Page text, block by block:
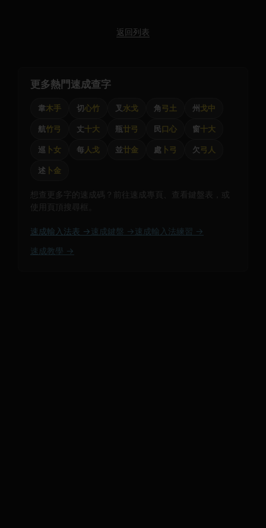
返回列表
更多熱門速成查字
韋木手 切心竹 叉 水戈 角弓土 州 戈中
航竹弓 丈十大 瓶廿弓 民口心 窗十大
巡 卜女 每人戈 並廿金 處 卜弓 欠弓人
述 卜金
想查更多字的速成碼？前往速成專頁、查看鍵盤表，或
使用頁頂搜尋框。
速成輸入法表 → 速成鍵盤 → 速成輸入法練習 →
速成教學 →